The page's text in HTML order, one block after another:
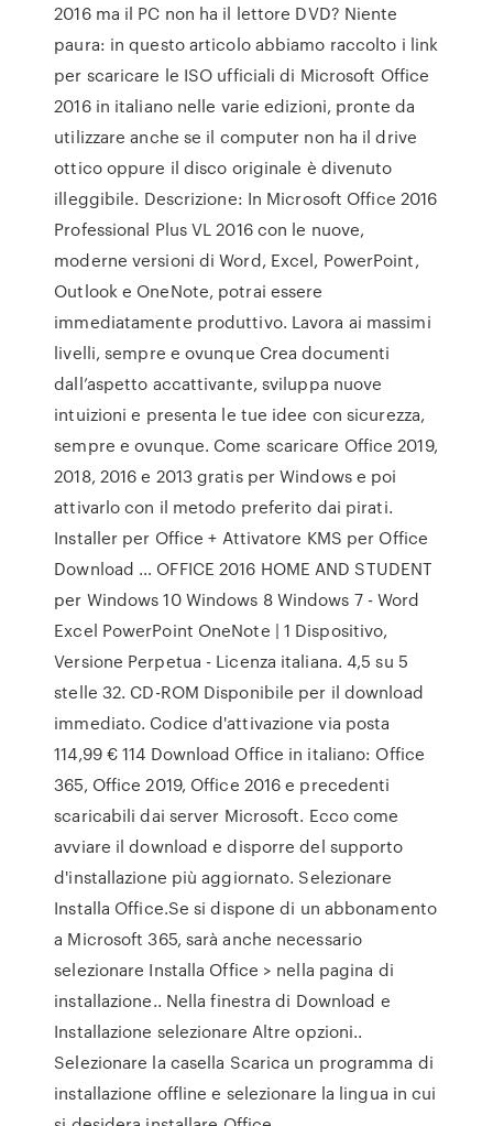
2016 ma il PC non ha il lettore DVD? Niente
paura: in questo articolo abbiamo raccolto i link
per scaricare le ISO ufficiali di Microsoft Office
2016 in italiano nelle varie edizioni, pronte da
utilizzare anche se il computer non ha il drive
ottico oppure il disco originale è divenuto
illeggibile. Descrizione: In Microsoft Office 2016
Professional Plus VL 2016 con le nuove,
moderne versioni di Word, Excel, PowerPoint,
Outlook e OneNote, potrai essere
immediatamente produttivo. Lavora ai massimi
livelli, sempre e ovunque Crea documenti
dall’aspetto accattivante, sviluppa nuove
intuizioni e presenta le tue idee con sicurezza,
sempre e ovunque. Come scaricare Office 2019,
2018, 2016 e 2013 gratis per Windows e poi
attivarlo con il metodo preferito dai pirati.
Installer per Office + Attivatore KMS per Office
Download … OFFICE 2016 HOME AND STUDENT
per Windows 10 Windows 8 Windows 7 - Word
Excel PowerPoint OneNote | 1 Dispositivo,
Versione Perpetua - Licenza italiana. 4,5 su 5
stelle 32. CD-ROM Disponibile per il download
immediato. Codice d'attivazione via posta
114,99 € 114 Download Office in italiano: Office
365, Office 2019, Office 2016 e precedenti
scaricabili dai server Microsoft. Ecco come
avviare il download e disporre del supporto
d'installazione più aggiornato. Selezionare
Installa Office.Se si dispone di un abbonamento
a Microsoft 365, sarà anche necessario
selezionare Installa Office > nella pagina di
installazione.. Nella finestra di Download e
Installazione selezionare Altre opzioni..
Selezionare la casella Scarica un programma di
installazione offline e selezionare la lingua in cui